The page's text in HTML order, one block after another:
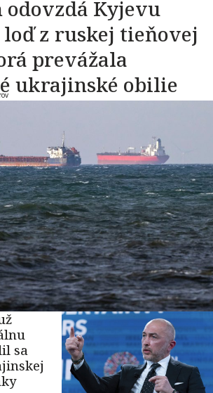
Kyjevu
z ruskej tieňovej
prevážala
ukrajinské obilie
sa